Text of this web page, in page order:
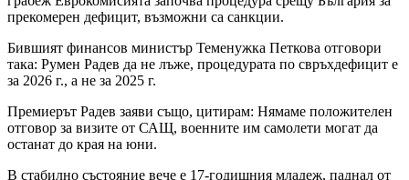
прекомерен дефицит, възможни са санкции.
Бившият финансов министър Теменужка Петкова отговори
така: Румен Радев да не лъже, процедурата по свръхдефицит е
за 2026 г., а не за 2025 г.
Премиерът Радев заяви също, цитирам: Нямаме положителен
отговор за визите от САЩ, военните им самолети могат да
останат до края на юни.
В стабилно състояние вече е 17-годишния младеж, паднал от